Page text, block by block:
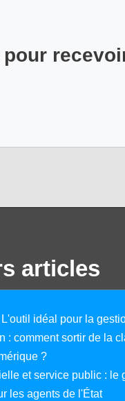
articles
idéal pour la
: comment sortir de la
?
et service public : le
les agents de l'État